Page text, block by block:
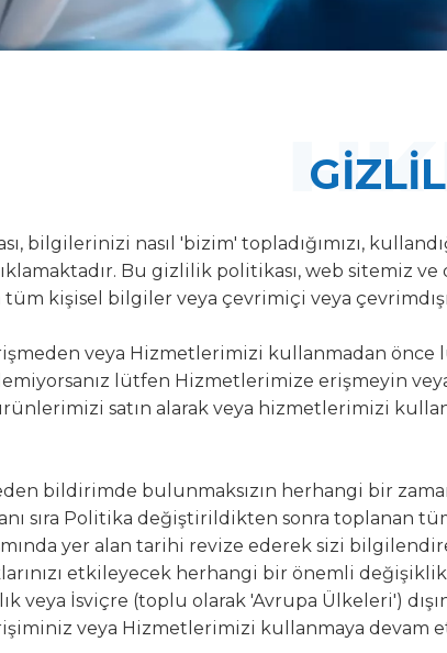
bilgilerinizi nasıl 'bizim' topladığımızı,
Bu gizlilik politikası, web sitemiz
tüm kişisel bilgiler veya çevrimiçi veya
veya Hizmetlerimizi kullanmadan önce
lütfen Hizmetlerimize erişmeyin
satın alarak veya hizmetlerimizi
bildirimde bulunmaksızın herhangi bir
sıra Politika değiştirildikten sonra toplanan
yer alan tarihi revize ederek sizi
etkileyecek herhangi bir önemli
veya İsviçre (toplu olarak 'Avrupa Ülkeleri')
veya Hizmetlerimizi kullanmaya devam